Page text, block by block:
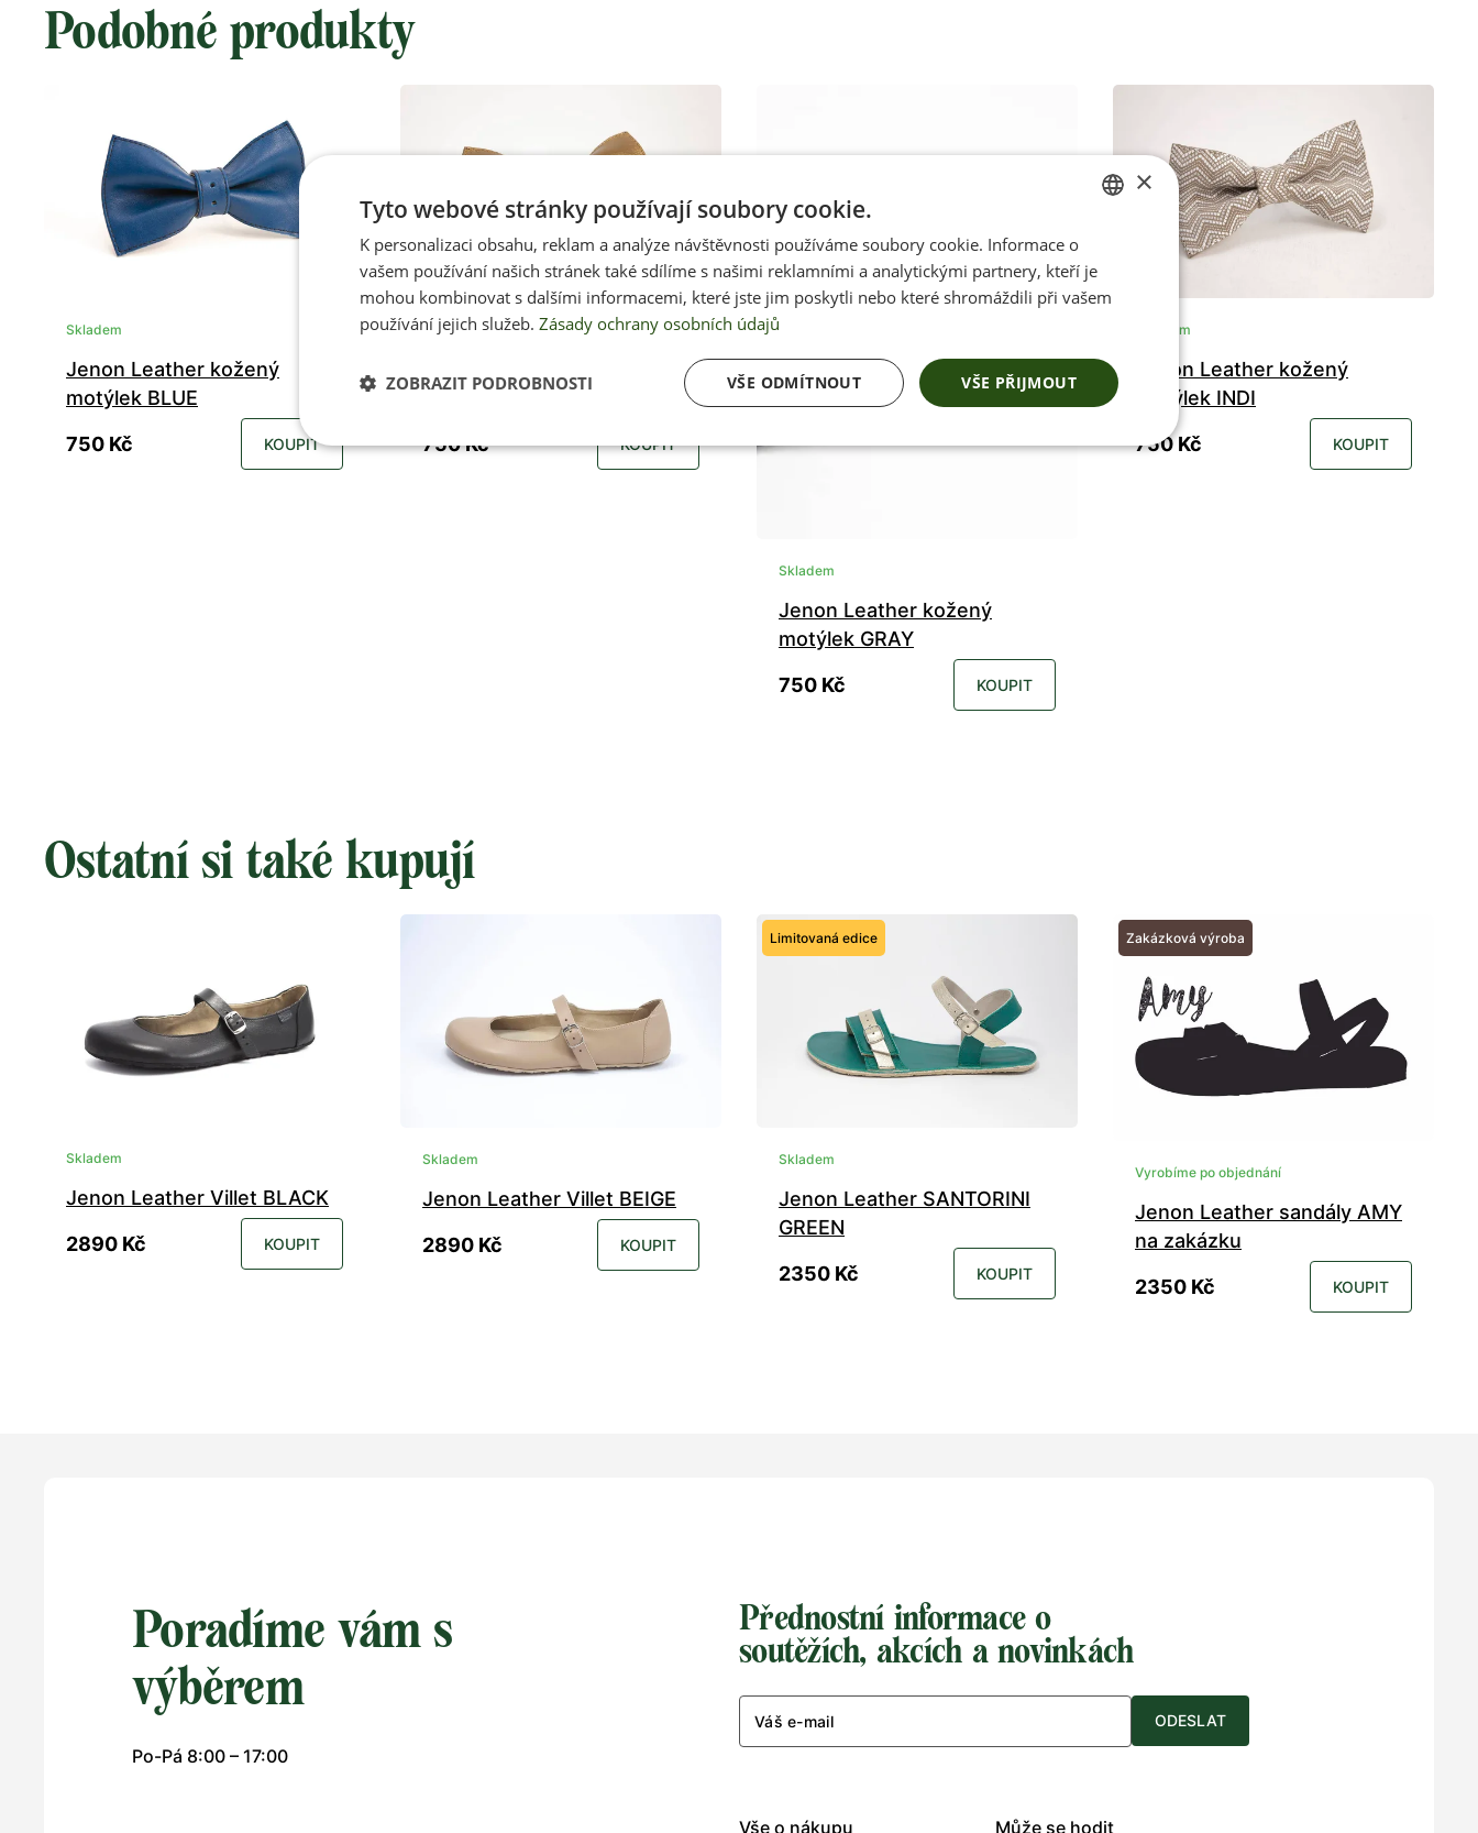
Podobné produkty
Skladem
Jenon Leather kožený
motýlek BLUE
750 Kč
KOUPIT
Skladem
750 Kč
KOUPIT
Skladem
Jenon Leather kožený
motýlek GRAY
750 Kč
KOUPIT
Skladem
Jenon Leather kožený
motýlek INDI
750 Kč
KOUPIT
Ostatní si také kupují
Skladem
Jenon Leather Villet BLACK
2890 Kč
KOUPIT
Skladem
Jenon Leather Villet BEIGE
2890 Kč
KOUPIT
Limitovaná edice
Skladem
Jenon Leather SANTORINI
GREEN
2350 Kč
KOUPIT
Zakázková výroba
Vyrobíme po objednání
Jenon Leather sandály AMY
na zakázku
2350 Kč
KOUPIT
Poradíme vám s
výběrem
Po-Pá 8:00 – 17:00
Přednostní informace o
soutěžích, akcích a novinkách
Váš e-mail ODESLAT
Vše o nákupu Může se hodit
ENGLISH
×
Tyto webové stránky používají soubory cookie.
K personalizaci obsahu, reklam a analýze návštěvnosti používáme soubory cookie. Informace o
vašem používání našich stránek také sdílíme s našimi reklamními a analytickými partnery, kteří je
mohou kombinovat s dalšími informacemi, které jste jim poskytli nebo které shromáždili při vašem
používání jejich služeb. Zásady ochrany osobních údajů
VŠE PŘIJMOUT
VŠE ODMÍTNOUT
ZOBRAZIT PODROBNOSTI